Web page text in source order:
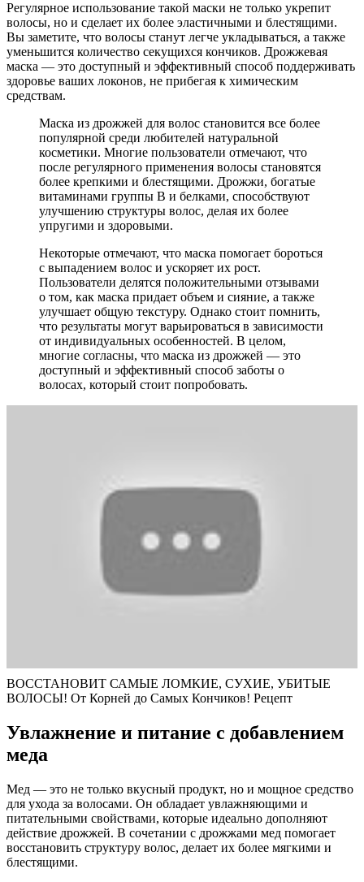
Регулярное использование такой маски не только укрепит
волосы, но и сделает их более эластичными и блестящими.
Вы заметите, что волосы станут легче укладываться, а также
уменьшится количество секущихся кончиков. Дрожжевая
маска — это доступный и эффективный способ поддерживать
здоровье ваших локонов, не прибегая к химическим
средствам.
Маска из дрожжей для волос становится все более
популярной среди любителей натуральной
косметики. Многие пользователи отмечают, что
после регулярного применения волосы становятся
более крепкими и блестящими. Дрожжи, богатые
витаминами группы B и белками, способствуют
улучшению структуры волос, делая их более
упругими и здоровыми.
Некоторые отмечают, что маска помогает бороться
с выпадением волос и ускоряет их рост.
Пользователи делятся положительными отзывами
о том, как маска придает объем и сияние, а также
улучшает общую текстуру. Однако стоит помнить,
что результаты могут варьироваться в зависимости
от индивидуальных особенностей. В целом,
многие согласны, что маска из дрожжей — это
доступный и эффективный способ заботы о
волосах, который стоит попробовать.
ВОССТАНОВИТ САМЫЕ ЛОМКИЕ, СУХИЕ, УБИТЫЕ
ВОЛОСЫ! От Корней до Самых Кончиков! Рецепт
Увлажнение и питание с добавлением
меда
Мед — это не только вкусный продукт, но и мощное средство
для ухода за волосами. Он обладает увлажняющими и
питательными свойствами, которые идеально дополняют
действие дрожжей. В сочетании с дрожжами мед помогает
восстановить структуру волос, делает их более мягкими и
блестящими.